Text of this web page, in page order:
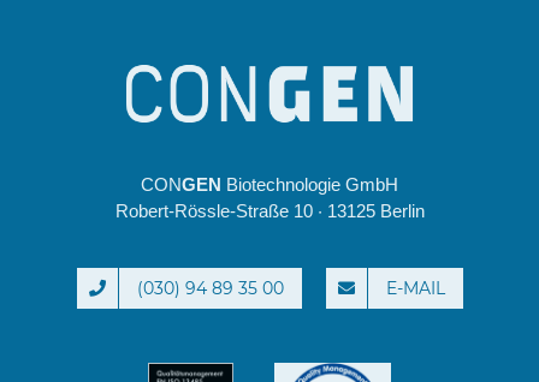
CONGEN Biotechnologie GmbH
Robert-Rössle-Straße 10 · 13125 Berlin
(030) 94 89 35 00 E-MAIL